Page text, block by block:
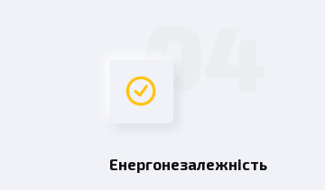
04
Енергонезалежність